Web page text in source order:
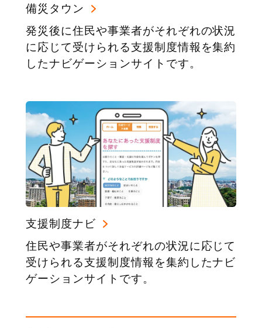
備災タウン
発災後に住民や事業者がそれぞれの状況
に応じて受けられる支援制度情報を集約
したナビゲーションサイトです。
支援制度ナビ
住民や事業者がそれぞれの状況に応じて
受けられる支援制度情報を集約したナビ
ゲーションサイトです。